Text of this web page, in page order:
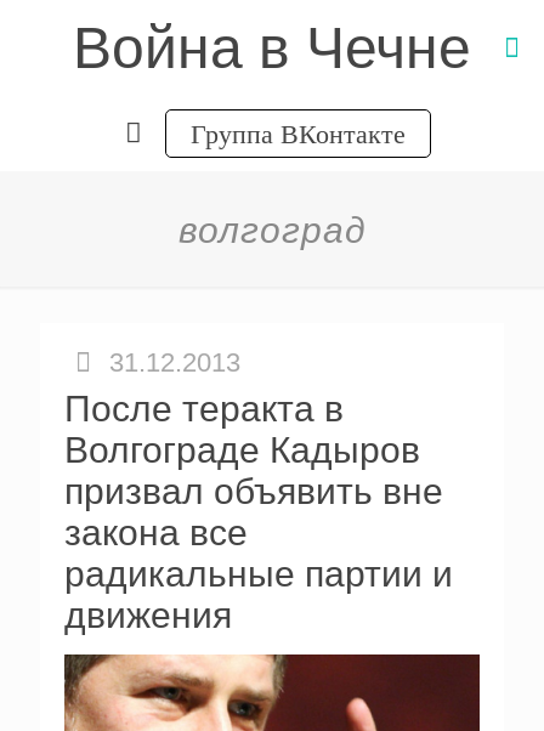
Война в Чечне
Группа ВКонтакте
волгоград
31.12.2013
После теракта в
Волгограде Кадыров
призвал объявить вне
закона все
радикальные партии и
движения